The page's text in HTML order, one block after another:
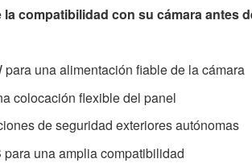
compatibilidad con su cámara antes
una alimentación fiable de la cámara
colocación flexible del panel
de seguridad exteriores autónomas
una amplia compatibilidad